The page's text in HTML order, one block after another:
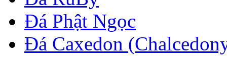
Đá Phật Ngọc
Đá Caxedon